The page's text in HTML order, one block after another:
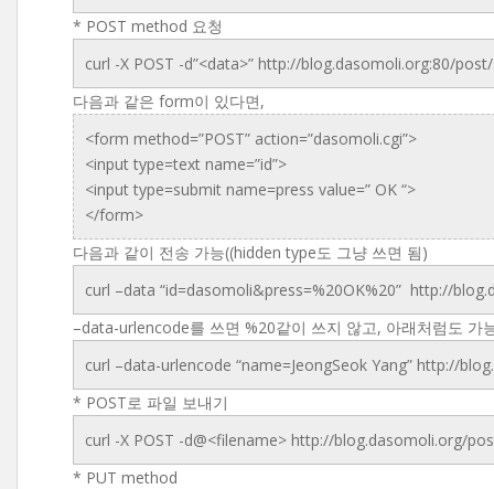
* POST method 요청
curl -X POST -d”<data>” http://blog.dasomoli.org:80/post/
다음과 같은 form이 있다면,
<form method=”POST” action=”dasomoli.cgi”>
<input type=text name=”id”>
<input type=submit name=press value=” OK “>
</form>
다음과 같이 전송 가능((hidden type도 그냥 쓰면 됨)
curl –data “id=dasomoli&press=%20OK%20” http://
–data-urlencode를 쓰면 %20같이 쓰지 않고, 아래처럼도 가
curl –data-urlencode “name=JeongSeok Yang” http://
* POST로 파일 보내기
curl -X POST -d@<filename> http://blog.dasomoli.org/
* PUT method